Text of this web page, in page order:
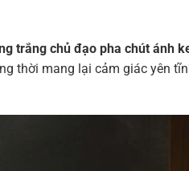
trắng chủ đạo pha chút ánh
thời mang lại cảm giác yên